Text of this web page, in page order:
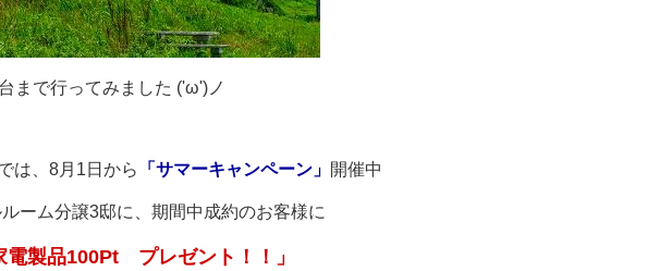
まで行ってみました ('ω')ノ
は、8月1日から 「サマーキャンペーン」 開催中
ーム分譲3邸に、期間中成約のお客様に
電製品100Pt プレゼント！！」